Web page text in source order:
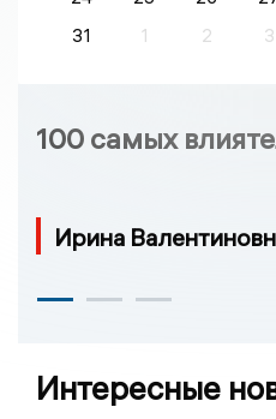
31
1 2 3
100 самых
Ирина
Интересные